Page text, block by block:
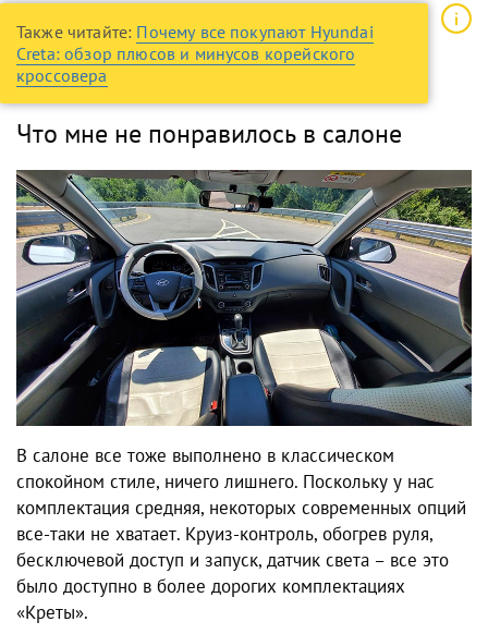
Также читайте: Почему все покупают Hyundai
Creta: обзор плюсов и минусов корейского
кроссовера
Что мне не понравилось в салоне
В салоне все тоже выполнено в классическом
спокойном стиле, ничего лишнего. Поскольку у нас
комплектация средняя, некоторых современных опций
все-таки не хватает. Круиз-контроль, обогрев руля,
бесключевой доступ и запуск, датчик света – все это
было доступно в более дорогих комплектациях
«Креты».